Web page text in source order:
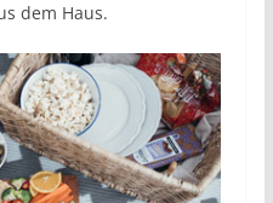
dem Haus.